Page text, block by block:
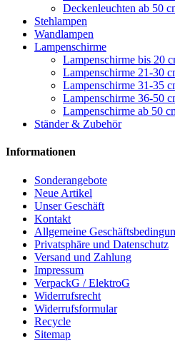
Deckenleuchten ab 50
Stehlampen
Wandlampen
Lampenschirme
Lampenschirme bis 20
Lampenschirme 21-30
Lampenschirme 31-35
Lampenschirme 36-50
Lampenschirme ab 50
Ständer & Zubehör
Informationen
Sonderangebote
Neue Artikel
Unser Geschäft
Kontakt
Allgemeine
Privatsphäre und Datenschutz
Versand und Zahlung
Impressum
VerpackG / ElektroG
Widerrufsrecht
Widerrufsformular
Recycle
Sitemap